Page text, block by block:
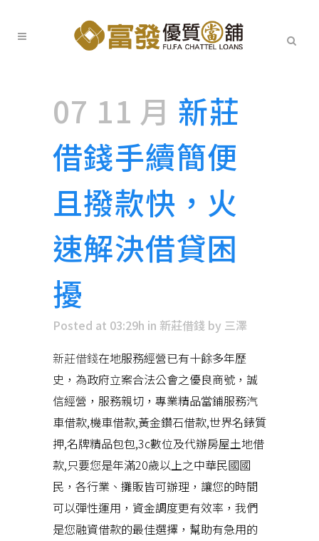
07 11 月 新莊
借錢手續簡便
且撥款快，火
速解決借貸困
擾
Posted at 03:29h in 新莊借錢 by 三澤
新莊借錢在地服務經營已有十餘多年歷
史，為政府立案合法公會之優良商號，誠
信經營，服務親切，專業精品當鋪服務汽
車借款,機車借款,黃金鑽石借款,世界名錶質
押,名牌精品包包,3c數位及代辦房屋土地借
款,只要您是年滿20歲以上之中華民國國
民，各行業、攤販皆可辦理，讓您的時間
可以彈性運用，資金調度更有效率，我們
是您融資借款的最佳選擇，幫助有急用的